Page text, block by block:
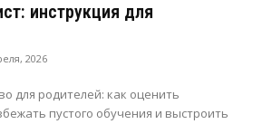
инструкция для
2026
для родителей: как оценить
пустого обучения и выстроить